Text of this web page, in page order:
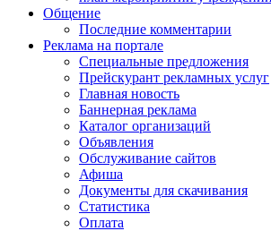
Общение
Последние комментарии
Реклама на портале
Специальные предложения
Прейскурант рекламных услуг
Главная новость
Баннерная реклама
Каталог организаций
Объявления
Обслуживание сайтов
Афиша
Документы для скачивания
Статистика
Оплата